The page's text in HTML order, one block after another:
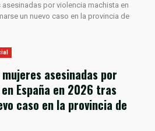
por violencia machista en
un nuevo caso en la provincia de
asesinadas por
España en 2026 tras
caso en la provincia de